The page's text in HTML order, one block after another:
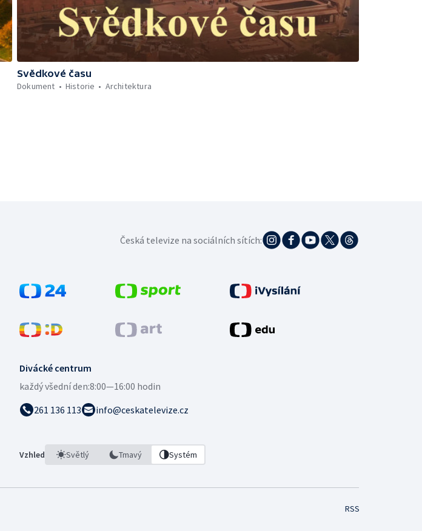
Svědkové času
Dokument
Historie Architektura
Divácké centrum
každý všední den:8:00—16:00 hodin
261 136 113
info@ceskatelevize.cz
Vzhled Světlý Tmavý Systém
Česká televize na sociálních sítích:
RSS